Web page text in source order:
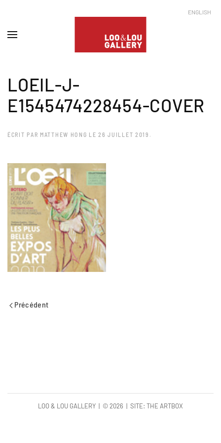
ENGLISH
LOEIL-J-
E1545474228454-COVER
ÉCRIT PAR MATTHEW HONG LE26 JUILLET 2019 .
Précédent
LOO & LOU GALLERY | ©2026 | SITE: THE ARTBOX